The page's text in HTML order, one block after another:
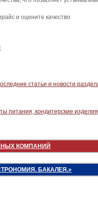
и оцените качество
статьи и новости
КОМПАНИЙ
БАКАЛЕЯ.»